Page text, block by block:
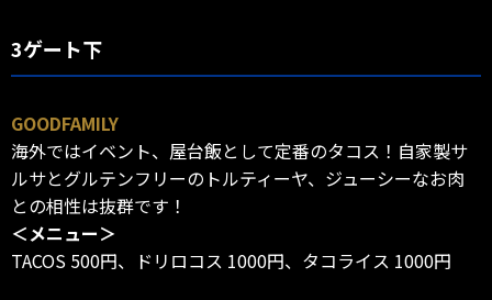
3ゲート下
GOODFAMILY
海外ではイベント、屋台飯として定番のタコス！自家製サ
ルサとグルテンフリーのトルティーヤ、ジューシーなお肉
との相性は抜群です！
＜メニュー＞
TACOS 500円、ドリロコス 1000円、タコライス 1000円